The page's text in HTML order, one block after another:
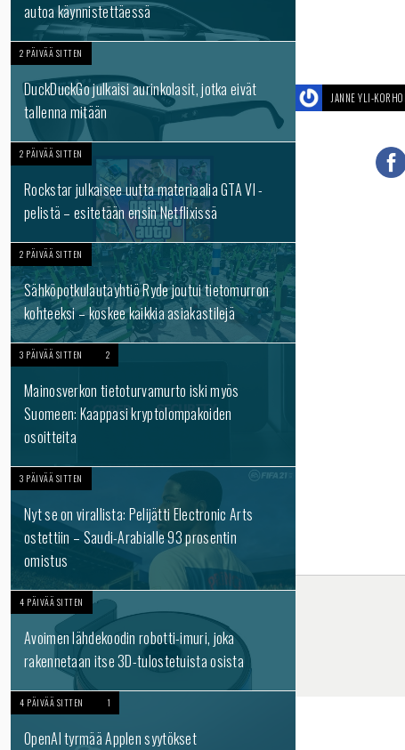
autoa käynnistettäessä
2 PÄIVÄÄ SITTEN
DuckDuckGo julkaisi aurinkolasit, jotka eivät
tallenna mitään
2 PÄIVÄÄ SITTEN
Rockstar julkaisee uutta materiaalia GTA VI -
pelistä – esitetään ensin Netflixissä
2 PÄIVÄÄ SITTEN
Sähköpotkulautayhtiö Ryde joutui tietomurron
kohteeksi – koskee kaikkia asiakastilejä
3 PÄIVÄÄ SITTEN 2
Mainosverkon tietoturvamurto iski myös
Suomeen: Kaappasi kryptolompakoiden
osoitteita
3 PÄIVÄÄ SITTEN
Nyt se on virallista: Pelijätti Electronic Arts
ostettiin – Saudi-Arabialle 93 prosentin
omistus
4 PÄIVÄÄ SITTEN
Avoimen lähdekoodin robotti-imuri, joka
rakennetaan itse 3D-tulostetuista osista
4 PÄIVÄÄ SITTEN 1
OpenAI tyrmää Applen syytökset
JANNE YLI-